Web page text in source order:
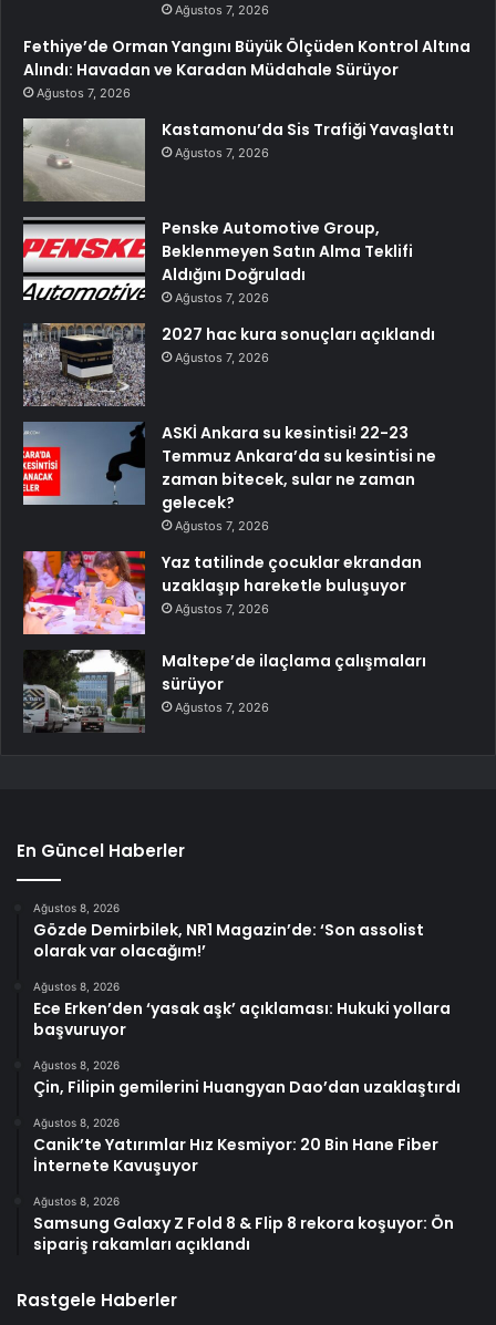
Ağustos 7, 2026
Fethiye’de Orman Yangını Büyük Ölçüden Kontrol Altına
Alındı: Havadan ve Karadan Müdahale Sürüyor
Ağustos 7, 2026
Kastamonu’da Sis Trafiği Yavaşlattı
Ağustos 7, 2026
Penske Automotive Group,
Beklenmeyen Satın Alma Teklifi
Aldığını Doğruladı
Ağustos 7, 2026
2027 hac kura sonuçları açıklandı
Ağustos 7, 2026
ASKİ Ankara su kesintisi! 22-23
Temmuz Ankara’da su kesintisi ne
zaman bitecek, sular ne zaman
gelecek?
Ağustos 7, 2026
Yaz tatilinde çocuklar ekrandan
uzaklaşıp hareketle buluşuyor
Ağustos 7, 2026
Maltepe’de ilaçlama çalışmaları
sürüyor
Ağustos 7, 2026
En Güncel Haberler
Ağustos 8, 2026
Gözde Demirbilek, NR1 Magazin’de: ‘Son assolist
olarak var olacağım!’
Ağustos 8, 2026
Ece Erken’den ‘yasak aşk’ açıklaması: Hukuki yollara
başvuruyor
Ağustos 8, 2026
Çin, Filipin gemilerini Huangyan Dao’dan uzaklaştırdı
Ağustos 8, 2026
Canik’te Yatırımlar Hız Kesmiyor: 20 Bin Hane Fiber
İnternete Kavuşuyor
Ağustos 8, 2026
Samsung Galaxy Z Fold 8 & Flip 8 rekora koşuyor: Ön
sipariş rakamları açıklandı
Rastgele Haberler